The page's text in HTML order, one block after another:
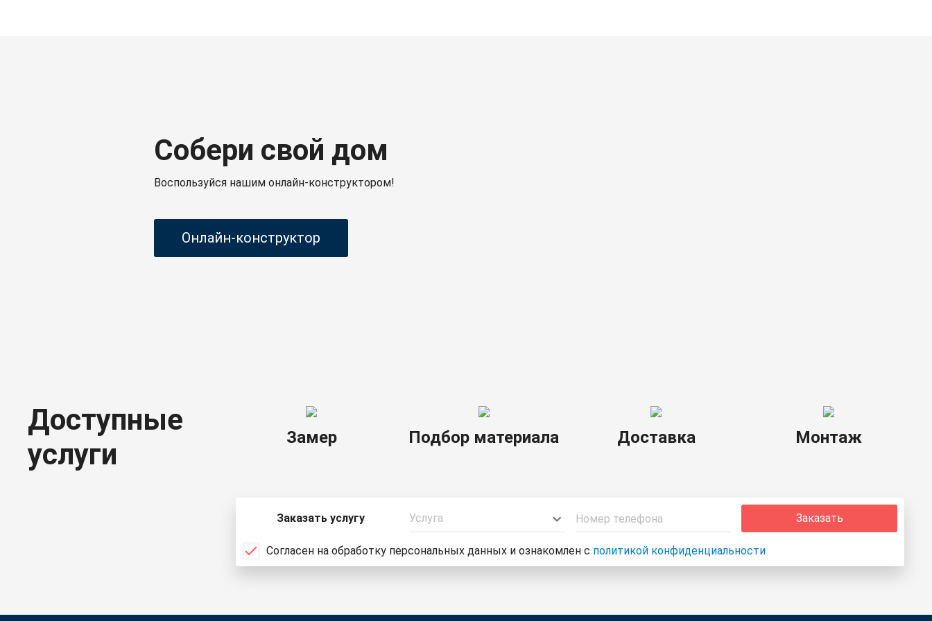
Собери свой дом
Воспользуйся нашим онлайн-конструктором!
Онлайн-конструктор
Услуги
Доступные
услуги
Замер Подбор материала Доставка Монтаж
Заказать услугу Услуга Заказать
Согласен на обработку персональных данных и ознакомлен с политикой конфиденциальности